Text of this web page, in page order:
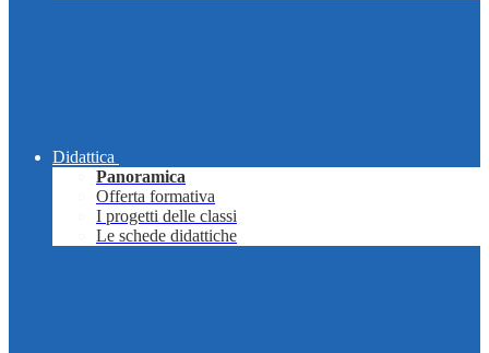
Didattica
Panoramica
Offerta formativa
I progetti delle classi
Le schede didattiche